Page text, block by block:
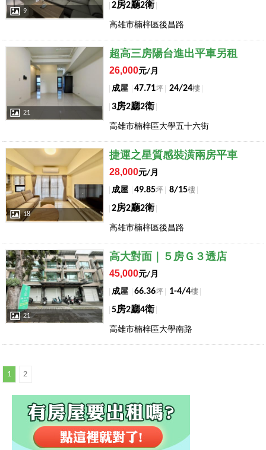
9
2房2廳2衛
高雄市楠梓區後昌路
21
超高三房陽台進出平車另租
26,000元/月
成屋
47.71坪 24/24樓
3房2廳2衛
高雄市楠梓區大學五十六街
18
捷運之星質感裝潢兩房平車
28,000元/月
成屋
49.85坪 8/15樓
2房2廳2衛
高雄市楠梓區後昌路
店長推薦
21
高大對面｜５房Ｇ３透店
45,000元/月
成屋
66.36坪 1-4/4樓
5房2廳4衛
高雄市楠梓區大學南路
1 2